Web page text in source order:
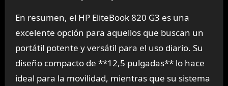
En resumen, el HP EliteBook 820 G3 es una
excelente opción para aquellos que buscan un
portátil potente y versátil para el uso diario. Su
diseño compacto de **12,5 pulgadas** lo hace
ideal para la movilidad, mientras que su sistema